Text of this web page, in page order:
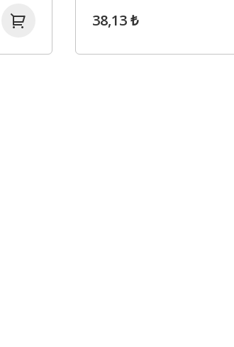
38,13 ₺